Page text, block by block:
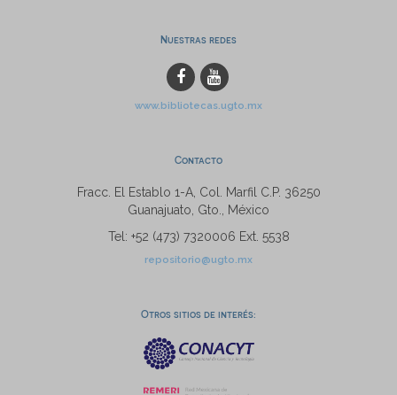
Nuestras redes
www.bibliotecas.ugto.mx
Contacto
Fracc. El Establo 1-A, Col. Marfil C.P. 36250
Guanajuato, Gto., México
Tel: +52 (473) 7320006 Ext. 5538
repositorio@ugto.mx
Otros sitios de interés: